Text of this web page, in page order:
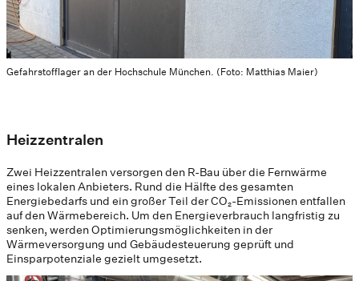
Gefahrstofflager an der Hochschule München. (Foto: Matthias Maier)
Heizzentralen
Zwei Heizzentralen versorgen den R-Bau über die Fernwärme
eines lokalen Anbieters. Rund die Hälfte des gesamten
Energiebedarfs und ein großer Teil der CO₂-Emissionen entfallen
auf den Wärmebereich. Um den Energieverbrauch langfristig zu
senken, werden Optimierungsmöglichkeiten in der
Wärmeversorgung und Gebäudesteuerung geprüft und
Einsparpotenziale gezielt umgesetzt.